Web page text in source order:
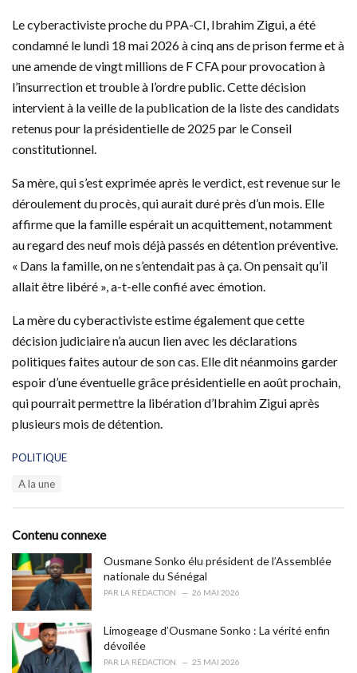
Le cyberactiviste proche du PPA-CI, Ibrahim Zigui, a été
condamné le lundi 18 mai 2026 à cinq ans de prison ferme et à
une amende de vingt millions de F CFA pour provocation à
l’insurrection et trouble à l’ordre public. Cette décision
intervient à la veille de la publication de la liste des candidats
retenus pour la présidentielle de 2025 par le Conseil
constitutionnel.
Sa mère, qui s’est exprimée après le verdict, est revenue sur le
déroulement du procès, qui aurait duré près d’un mois. Elle
affirme que la famille espérait un acquittement, notamment
au regard des neuf mois déjà passés en détention préventive.
« Dans la famille, on ne s’entendait pas à ça. On pensait qu’il
allait être libéré », a-t-elle confié avec émotion.
La mère du cyberactiviste estime également que cette
décision judiciaire n’a aucun lien avec les déclarations
politiques faites autour de son cas. Elle dit néanmoins garder
espoir d’une éventuelle grâce présidentielle en août prochain,
qui pourrait permettre la libération d’Ibrahim Zigui après
plusieurs mois de détention.
C
o
r
i
e
s
POLITIQUE
:
A la une
Contenu connexe
Ousmane Sonko élu président de l’Assemblée
nationale du Sénégal
PAR LA RÉDACTION 26 MAI 2026
Limogeage d’Ousmane Sonko : La vérité enfin
dévoilée
PAR LA RÉDACTION 25 MAI 2026